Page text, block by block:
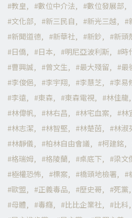
教皇
數位中介法 數位發展部
文化部
新三民自 新光三越
新聞道德
新華社 新鈔 新頭
日僑
日本 明尼亞波利斯 時
曹興誠
曾文生 最大殘留 最
李俊俋
李宇翔 李慧芝 李易
李遠
東森 東森電視 林佳龍
林偉帆
林右昌 林宅血案 林
林志潔
林智堅 林楚茵 林淑
林靜儀
柏林自由會議 柯建銘
格瑞姆
格陵蘭 桌底下 梁文
極權恐怖
標案 橋頭地檢署
歐盟
正義毒品 歷史哥 死黨
母體
毒癮 比比企業社 比科